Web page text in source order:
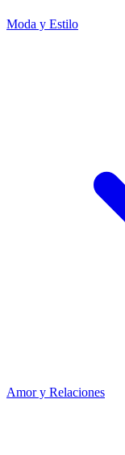
Moda y Estilo
Amor y Relaciones